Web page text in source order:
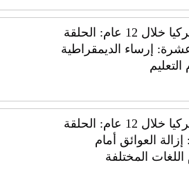
مسيرة تركيا خلال 12 عام: الحلقة
إرساء الديمقراطية
مسيرة تركيا خلال 12 عام: الحلقة
العوائق أمام
المختلفة